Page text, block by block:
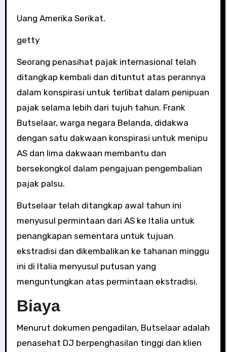
Uang Amerika Serikat.
getty
Seorang penasihat pajak internasional telah
ditangkap kembali dan dituntut atas perannya
dalam konspirasi untuk terlibat dalam penipuan
pajak selama lebih dari tujuh tahun. Frank
Butselaar, warga negara Belanda, didakwa
dengan satu dakwaan konspirasi untuk menipu
AS dan lima dakwaan membantu dan
bersekongkol dalam pengajuan pengembalian
pajak palsu.
Butselaar telah ditangkap awal tahun ini
menyusul permintaan dari AS ke Italia untuk
penangkapan sementara untuk tujuan
ekstradisi dan dikembalikan ke tahanan minggu
ini di Italia menyusul putusan yang
menguntungkan atas permintaan ekstradisi.
Biaya
Menurut dokumen pengadilan, Butselaar adalah
penasehat DJ berpenghasilan tinggi dan klien